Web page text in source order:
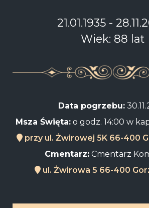
21.01.1935 -
Wiek: 88 lat
Data pogrzebu:
Msza Święta: o godz. 14:00 w
przy ul. Żwirowej 5K 66-400
Cmentarz:Cmentarz
ul. Żwirowa 5 66-400